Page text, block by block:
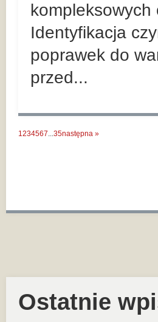
Identyfikacja
poprawek do
przed...
1234567...35następna »
Ostatnie